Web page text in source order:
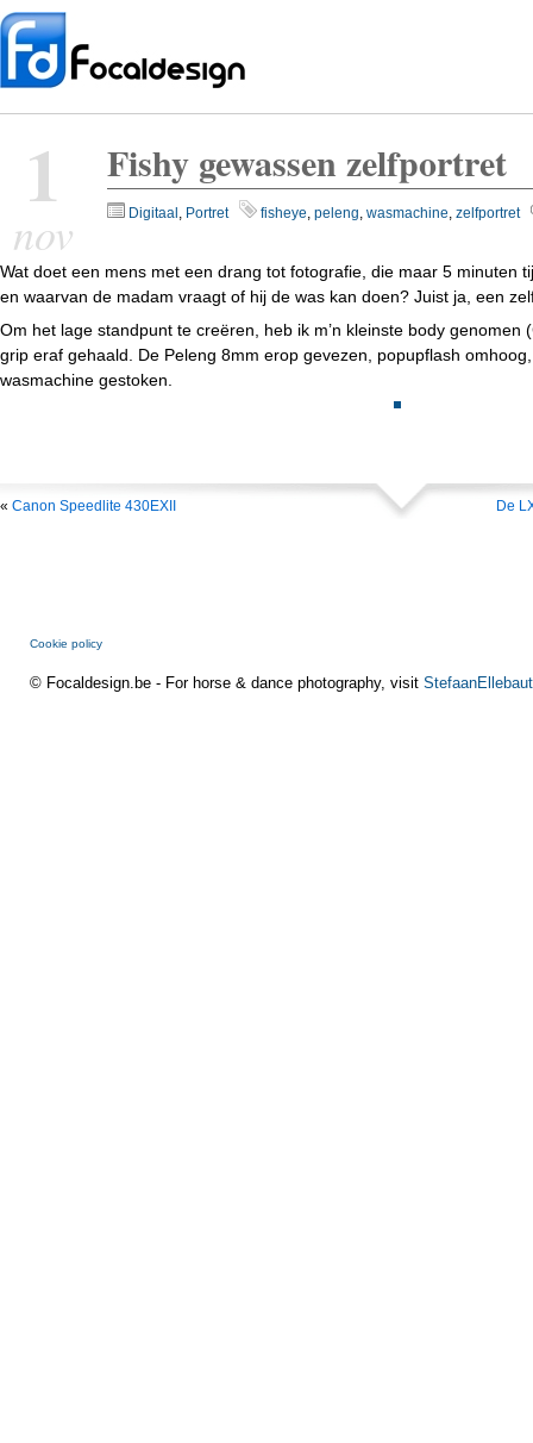
Fishy gewassen zelfportret
Digitaal , Portret fisheye, peleng, wasmachine, zelfportret
1
nov
Wat doet een mens met een drang tot fotografie, die maar 5 minuten
en waarvan de madam vraagt of hij de was kan doen? Juist ja, een
Om het lage standpunt te creëren, heb ik m’n kleinste body genomen
grip eraf gehaald. De Peleng 8mm erop gevezen, popupflash
wasmachine gestoken.
« Canon Speedlite 430EXII De
Cookie policy
© Focaldesign.be - For horse & dance photography, visit